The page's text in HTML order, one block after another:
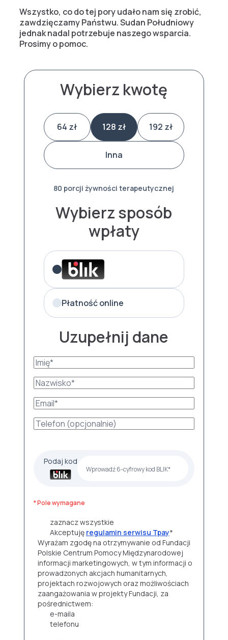
Wszystko, co do tej pory udało nam się zrobić,
zawdzięczamy Państwu. Sudan Południowy
jednak nadal potrzebuje naszego wsparcia.
Prosimy o pomoc.
Wybierz kwotę
64 zł 128 zł 192 zł
Inna
80 porcji żywności terapeutycznej
Wybierz sposób
wpłaty
Płatność online
Uzupełnij dane
Podaj kod
* Pole wymagane
zaznacz wszystkie
Akceptuję regulamin serwisu Tpay*
Wyrażam zgodę na otrzymywanie od Fundacji
Polskie Centrum Pomocy Międzynarodowej
informacji marketingowych, w tym informacji o
prowadzonych akcjach humanitarnych,
projektach rozwojowych oraz możliwościach
zaangażowania w projekty Fundacji, za
pośrednictwem:
e-maila
telefonu